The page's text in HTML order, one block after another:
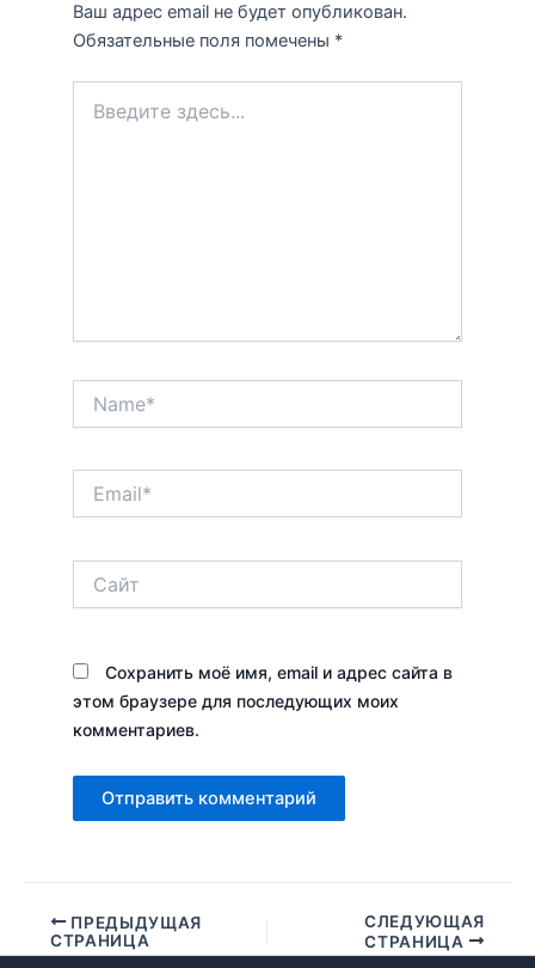
Ваш адрес email не будет опубликован.
Обязательные поля помечены *
здесь...
Сохранить моё имя, email и адрес сайта в
этом браузере для последующих моих
комментариев.
ПРЕДЫДУЩАЯ
СТРАНИЦА
СЛЕДУЮЩАЯ
СТРАНИЦА